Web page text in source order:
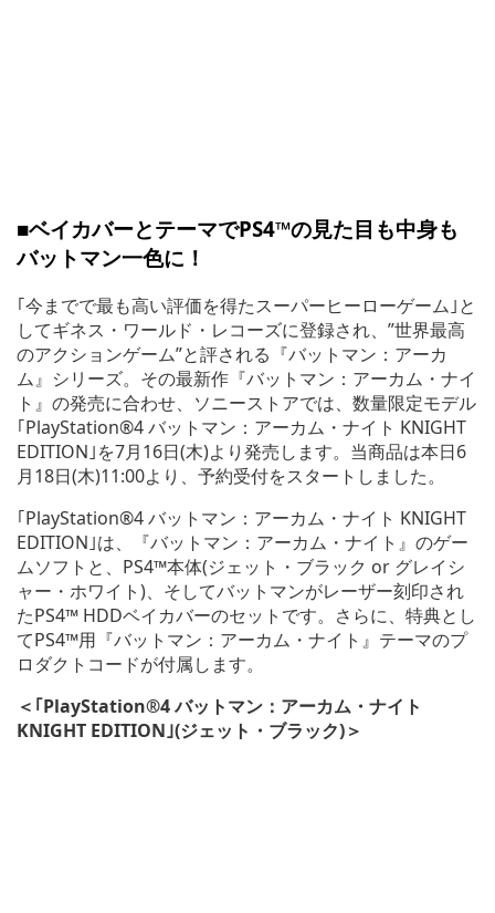
■ベイカバーとテーマでPS4™の見た目も中身も
バットマン一色に！
｢今までで最も高い評価を得たスーパーヒーローゲーム｣と
してギネス・ワールド・レコーズに登録され、”世界最高
のアクションゲーム”と評される『バットマン：アーカ
ム』シリーズ。その最新作『バットマン：アーカム・ナイ
ト』の発売に合わせ、ソニーストアでは、数量限定モデル
｢PlayStation®4 バットマン：アーカム・ナイト KNIGHT
EDITION｣を7月16日(木)より発売します。当商品は本日6
月18日(木)11:00より、予約受付をスタートしました。
｢PlayStation®4 バットマン：アーカム・ナイト KNIGHT
EDITION｣は、『バットマン：アーカム・ナイト』のゲー
ムソフトと、PS4™本体(ジェット・ブラック or グレイシ
ャー・ホワイト)、そしてバットマンがレーザー刻印され
たPS4™ HDDベイカバーのセットです。さらに、特典とし
てPS4™用『バットマン：アーカム・ナイト』テーマのプ
ロダクトコードが付属します。
＜｢PlayStation®4 バットマン：アーカム・ナイト
KNIGHT EDITION｣(ジェット・ブラック)＞